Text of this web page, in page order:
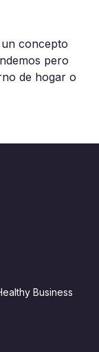
un concepto
pero
de hogar o
Business